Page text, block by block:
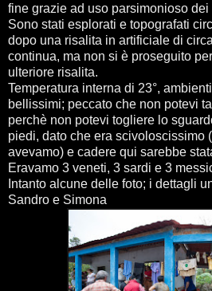
fine grazie ad uso parsimonioso
Sono stati esplorati e topografati
dopo una risalita in artificiale di
continua, ma non si è proseguito
ulteriore risalita.
Temperatura interna di 23°,
bellissimi; peccato che non potevi
perchè non potevi togliere lo
piedi, dato che era scivoloscissimo
avevamo) e cadere qui sarebbe
Eravamo 3 veneti, 3 sardi e 3
Intanto alcune delle foto; i dettagli
Sandro e Simona